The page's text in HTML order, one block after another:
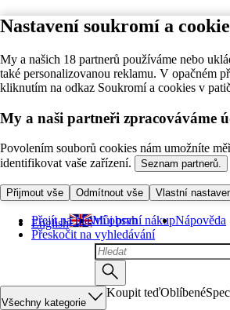
Nastavení soukromí a
My a našich 18 partnerů používáme nebo
také personalizovanou reklamu. V opačném
kliknutím na odkaz Soukromí a cookies v
My a naši partneři zpracováváme
Povolením souborů cookies nám umožníte
identifikovat vaše zařízení.
Seznam partnerů.
Přijmout vše Odmítnout vše Vlastní
Přejít na hlavní obsah
Přeskočit na vyhledávání
English Můj první nákupNápověda
Všechny kategorie
Koupit teďOblíbené